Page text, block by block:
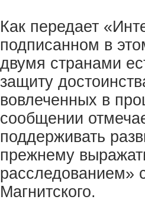
Как передает
подписанном в
двумя странами
защиту
вовлеченных в
сообщении
поддерживать
прежнему
расследованием»
Магнитского.